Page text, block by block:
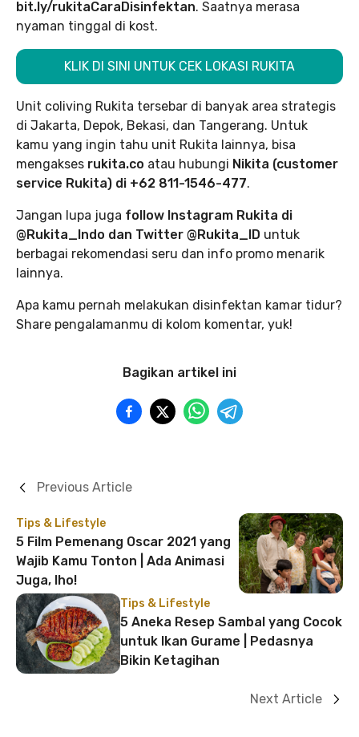
bit.ly/rukitaCaraDisinfektan. Saatnya merasa
nyaman tinggal di kost.
KLIK DI SINI UNTUK CEK LOKASI RUKITA
Unit coliving Rukita tersebar di banyak area strategis
di Jakarta, Depok, Bekasi, dan Tangerang. Untuk
kamu yang ingin tahu unit Rukita lainnya, bisa
mengakses rukita.co atau hubungi Nikita (customer
service Rukita) di +62 811-1546-477.
Jangan lupa juga follow Instagram Rukita di
@Rukita_Indo dan Twitter @Rukita_ID untuk
berbagai rekomendasi seru dan info promo menarik
lainnya.
Apa kamu pernah melakukan disinfektan kamar tidur?
Share pengalamanmu di kolom komentar, yuk!
Bagikan artikel ini
Tips & Lifestyle
5 Film Pemenang Oscar 2021 yang
Wajib Kamu Tonton | Ada Animasi
Juga, lho!
Previous Article
Tips & Lifestyle
5 Aneka Resep Sambal yang Cocok
untuk Ikan Gurame | Pedasnya
Bikin Ketagihan
Next Article